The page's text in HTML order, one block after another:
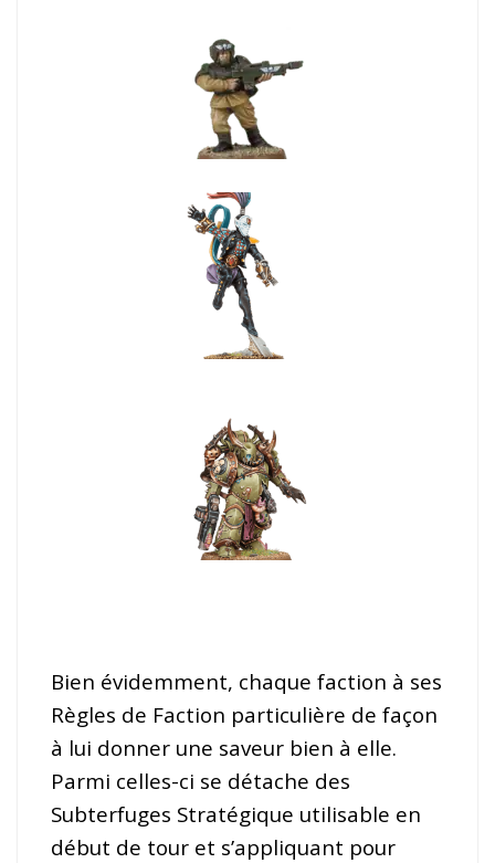
Bien évidemment, chaque faction à ses
Règles de Faction particulière de façon
à lui donner une saveur bien à elle.
Parmi celles-ci se détache des
Subterfuges Stratégique utilisable en
début de tour et s’appliquant pour